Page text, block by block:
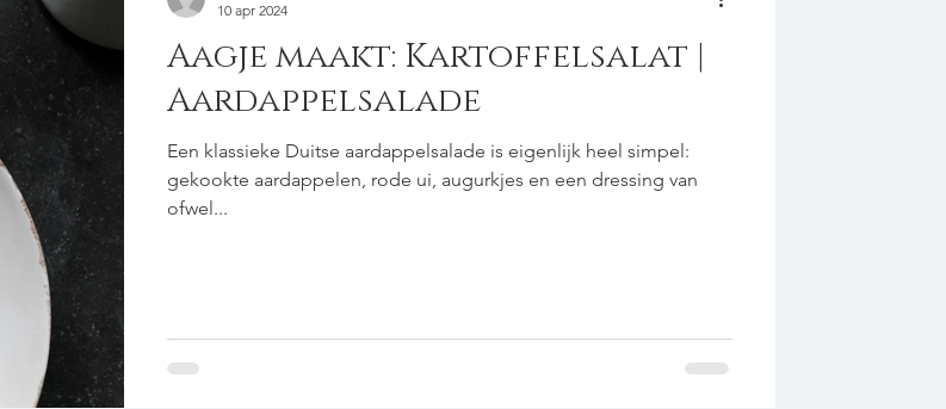
Aagje maakt: Kartoffelsalat |
Aardappelsalade
Een klassieke Duitse aardappelsalade is eigenlijk heel simpel:
gekookte aardappelen, rode ui, augurkjes en een dressing van
ofwel...
10 apr 2024